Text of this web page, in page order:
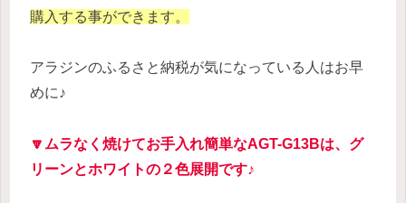
購入する事ができます。
アラジンのふるさと納税が気になっている人はお早
めに♪
🔽ムラなく焼けてお手入れ簡単なAGT-G13Bは、グ
リーンとホワイトの２色展開です♪